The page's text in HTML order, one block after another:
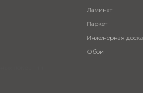
Ламинат
Паркет
Инженерная доска
Обои